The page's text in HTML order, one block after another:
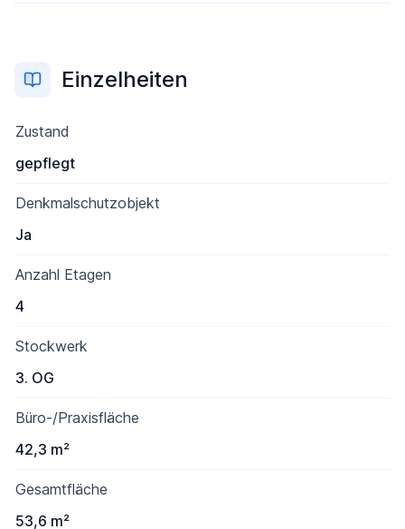
Einzelheiten
Zustand
gepflegt
Denkmalschutzobjekt
Ja
Anzahl Etagen
4
Stockwerk
3. OG
Büro-/Praxisfläche
42,3 m²
Gesamtfläche
53,6 m²